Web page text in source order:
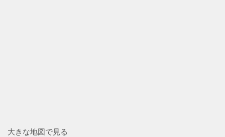
大きな地図で見る